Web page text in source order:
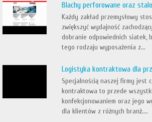
Blachy perforowane oraz
Każdy zakład przemysłowy
zwiększyć wydajność
dobranie odpowiednich siatek,
tego rodzaju wyposażenia z...
Logistyka kontraktowa dla
Specjalnością naszej firmy jest
kontraktowa to przede
konfekcjonowaniem oraz jego
dla klientów z różnych branż....